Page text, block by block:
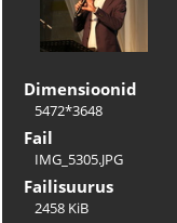
Dimensioonid
5472*3648
Fail
IMG_5305.JPG
Failisuurus
2458 KiB